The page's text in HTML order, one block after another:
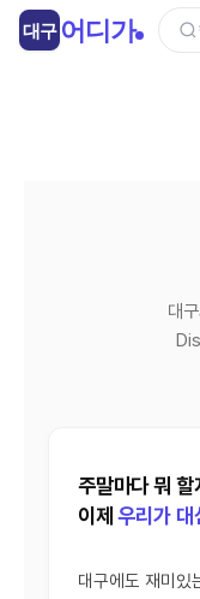
대
주말마다 뭐 할
이제우리가 대
대구에도 재미있
대구 어디가